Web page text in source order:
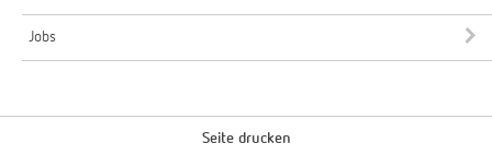
Jobs
Seite drucken